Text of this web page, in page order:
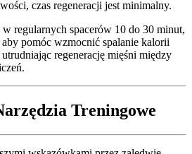
czas regeneracji jest minimalny.
w regularnych spacerów 10 do 30 minut,
pomóc wzmocnić spalanie kalorii
regenerację mięśni między
Treningowe